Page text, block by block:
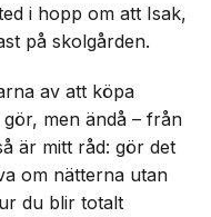
i hopp om att Isak,
på skolgården.
av att köpa
gör, men ändå – från
är mitt råd: gör det
om nätterna utan
du blir totalt